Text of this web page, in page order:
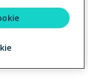
marchio commerciale di
Generali S.p.A.